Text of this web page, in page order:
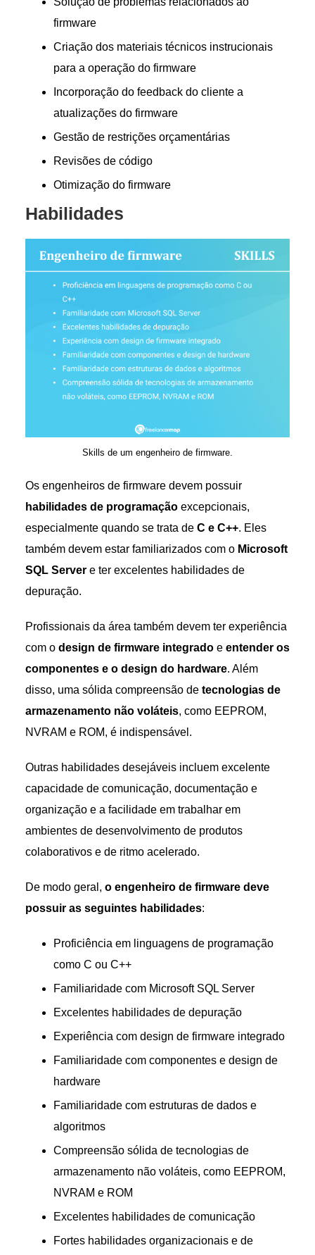
firmware
Criação dos materiais técnicos instrucionais
para a operação do firmware
Incorporação do feedback do cliente a
atualizações do firmware
Gestão de restrições orçamentárias
Revisões de código
Otimização do firmware
Habilidades
Skills de um engenheiro de firmware.
Os engenheiros de firmware devem possuir
habilidades de programaçãoexcepcionais,
especialmente quando se trata de C e C++. Eles
também devem estar familiarizados com o Microsoft
SQL Servere ter excelentes habilidades de
depuração.
Profissionais da área também devem ter experiência
com o design de firmware integradoe entender os
componentes e o design do hardware. Além
disso, uma sólida compreensão de tecnologias de
armazenamento não voláteis, como EEPROM,
NVRAM e ROM, é indispensável.
Outras habilidades desejáveis incluem excelente
capacidade de comunicação, documentação e
organização e a facilidade em trabalhar em
ambientes de desenvolvimento de produtos
colaborativos e de ritmo acelerado.
De modo geral, o engenheiro de firmware deve
possuir as seguintes habilidades:
Proficiência em linguagens de programação
como C ou C++
Familiaridade com Microsoft SQL Server
Excelentes habilidades de depuração
Experiência com design de firmware integrado
Familiaridade com componentes e design de
hardware
Familiaridade com estruturas de dados e
algoritmos
Compreensão sólida de tecnologias de
armazenamento não voláteis, como EEPROM,
NVRAM e ROM
Excelentes habilidades de comunicação
Fortes habilidades organizacionais e de